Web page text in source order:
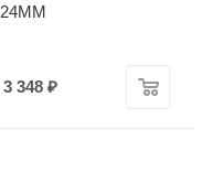
24ММ
3 348 ₽